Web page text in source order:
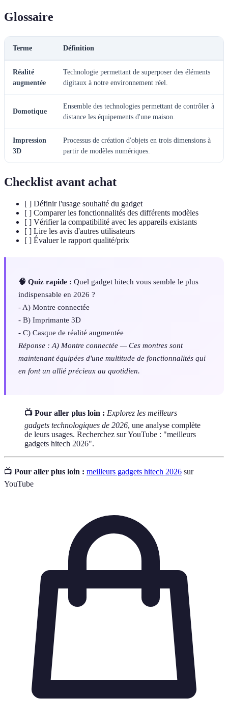
Glossaire
Terme Définition
Réalité
augmentée
Technologie permettant de superposer des éléments
digitaux à notre environnement réel.
Domotique
Ensemble des technologies permettant de contrôler à
distance les équipements d'une maison.
Impression
3D
Processus de création d'objets en trois dimensions à
partir de modèles numériques.
Checklist avant achat
[ ] Définir l'usage souhaité du gadget
[ ] Comparer les fonctionnalités des différents modèles
[ ] Vérifier la compatibilité avec les appareils existants
[ ] Lire les avis d'autres utilisateurs
[ ] Évaluer le rapport qualité/prix
🧠 Quiz rapide : Quel gadget hitech vous semble le plus
indispensable en 2026 ?
- A) Montre connectée
- B) Imprimante 3D
- C) Casque de réalité augmentée
Réponse : A) Montre connectée — Ces montres sont
maintenant équipées d'une multitude de fonctionnalités qui
en font un allié précieux au quotidien.
📺 Pour aller plus loin : Explorez les meilleurs
gadgets technologiques de 2026, une analyse complète
de leurs usages. Recherchez sur YouTube : "meilleurs
gadgets hitech 2026".
📺 Pour aller plus loin : meilleurs gadgets hitech 2026 sur
YouTube